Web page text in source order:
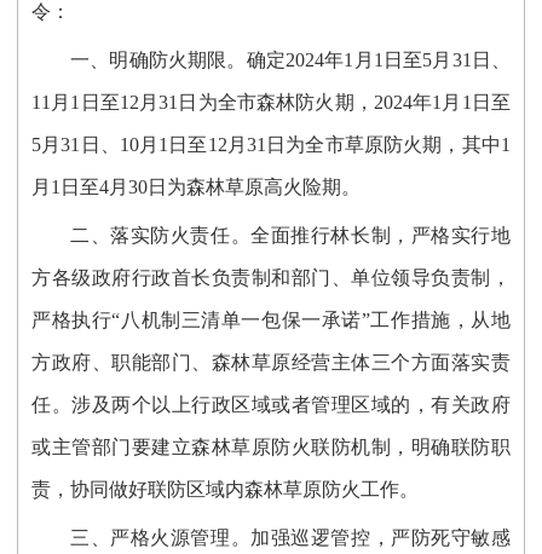
令：
一、明确防火期限。确定2024年1月1日至5月31日、
11月1日至12月31日为全市森林防火期，2024年1月1日至
5月31日、10月1日至12月31日为全市草原防火期，其中1
月1日至4月30日为森林草原高火险期。
二、落实防火责任。全面推行林长制，严格实行地
方各级政府行政首长负责制和部门、单位领导负责制，
严格执行“八机制三清单一包保一承诺”工作措施，从地
方政府、职能部门、森林草原经营主体三个方面落实责
任。涉及两个以上行政区域或者管理区域的，有关政府
或主管部门要建立森林草原防火联防机制，明确联防职
责，协同做好联防区域内森林草原防火工作。
三、严格火源管理。加强巡逻管控，严防死守敏感